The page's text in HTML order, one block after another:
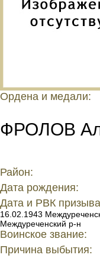
Ордена и медали:
ФРОЛОВ
Район:
Дата рождения:
Дата и РВК
16.02.1943
Междуреченский р-н
Воинское звание:
Причина выбытия: